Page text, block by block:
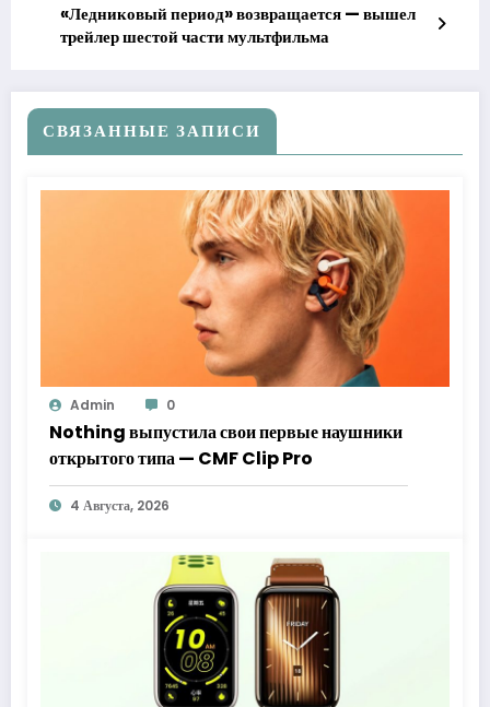
«Ледниковый период» возвращается — вышел
трейлер шестой части мультфильма
СВЯЗАННЫЕ ЗАПИСИ
Admin 0
Nothing выпустила свои первые наушники
открытого типа — CMF Clip Pro
4 Августа, 2026